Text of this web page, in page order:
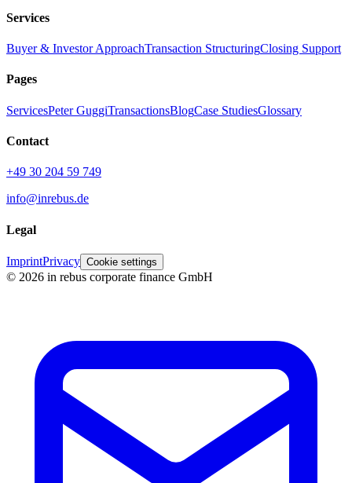
Services
Buyer & Investor ApproachTransaction StructuringClosing Support
Pages
ServicesPeter GuggiTransactionsBlogCase StudiesGlossary
Contact
+49 30 204 59 749
info@inrebus.de
Legal
ImprintPrivacy Cookie settings
© 2026 in rebus corporate finance GmbH